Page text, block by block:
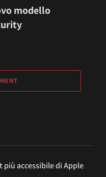
modello
più accessibile di Apple